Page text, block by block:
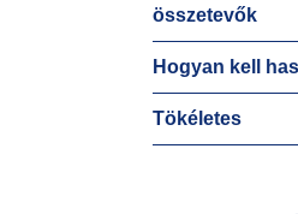
összetevők
Hogyan kell
Tökéletes